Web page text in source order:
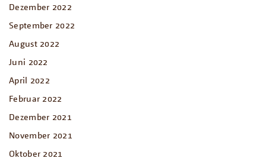
Dezember 2022
September 2022
August 2022
Juni 2022
April 2022
Februar 2022
Dezember 2021
November 2021
Oktober 2021